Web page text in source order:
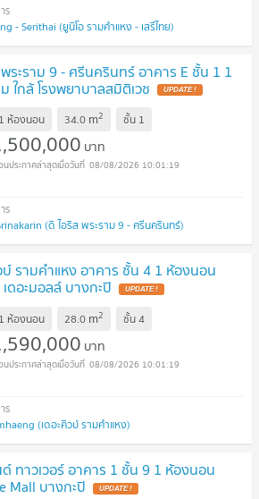
- Serithai (ยูนิโอ รามคำแหง - เสรีไทย)
ระราม 9 - ศรีนครินทร์ อาคาร E ชั้น 1 1
กล้ โรงพยาบาลสมิติเวช
1 ห้องนอน 34.0 m2 ชั้น 1
บาท
08/08/2026 10:01:19
(ดิ ไอริส พระราม 9 - ศรีนครินทร์)
บ์ รามคำแหง อาคาร ชั้น 4 1 ห้องนอน
ดอะมอลล์ บางกะปิ
1 ห้องนอน 28.0 m2 ชั้น4
บาท
08/08/2026 10:01:19
(เดอะคิวบ์ รามคำแหง)
ทาวเวอร์ อาคาร 1 ชั้น 9 1 ห้องนอน
Mall บางกะปิ